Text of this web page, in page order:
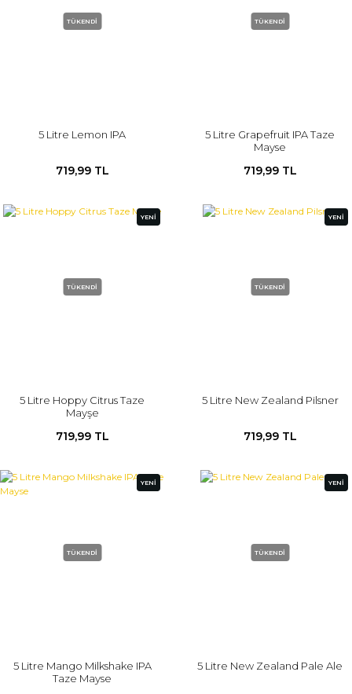
TÜKENDİ
5 Litre Lemon IPA
719,99 TL
TÜKENDİ
5 Litre Grapefruit IPA Taze
Mayse
719,99 TL
YENİ
TÜKENDİ
5 Litre Hoppy Citrus Taze
Mayşe
719,99 TL
YENİ
TÜKENDİ
5 Litre New Zealand Pilsner
719,99 TL
YENİ
TÜKENDİ
5 Litre Mango Milkshake IPA
Taze Mayse
YENİ
TÜKENDİ
5 Litre New Zealand Pale Ale